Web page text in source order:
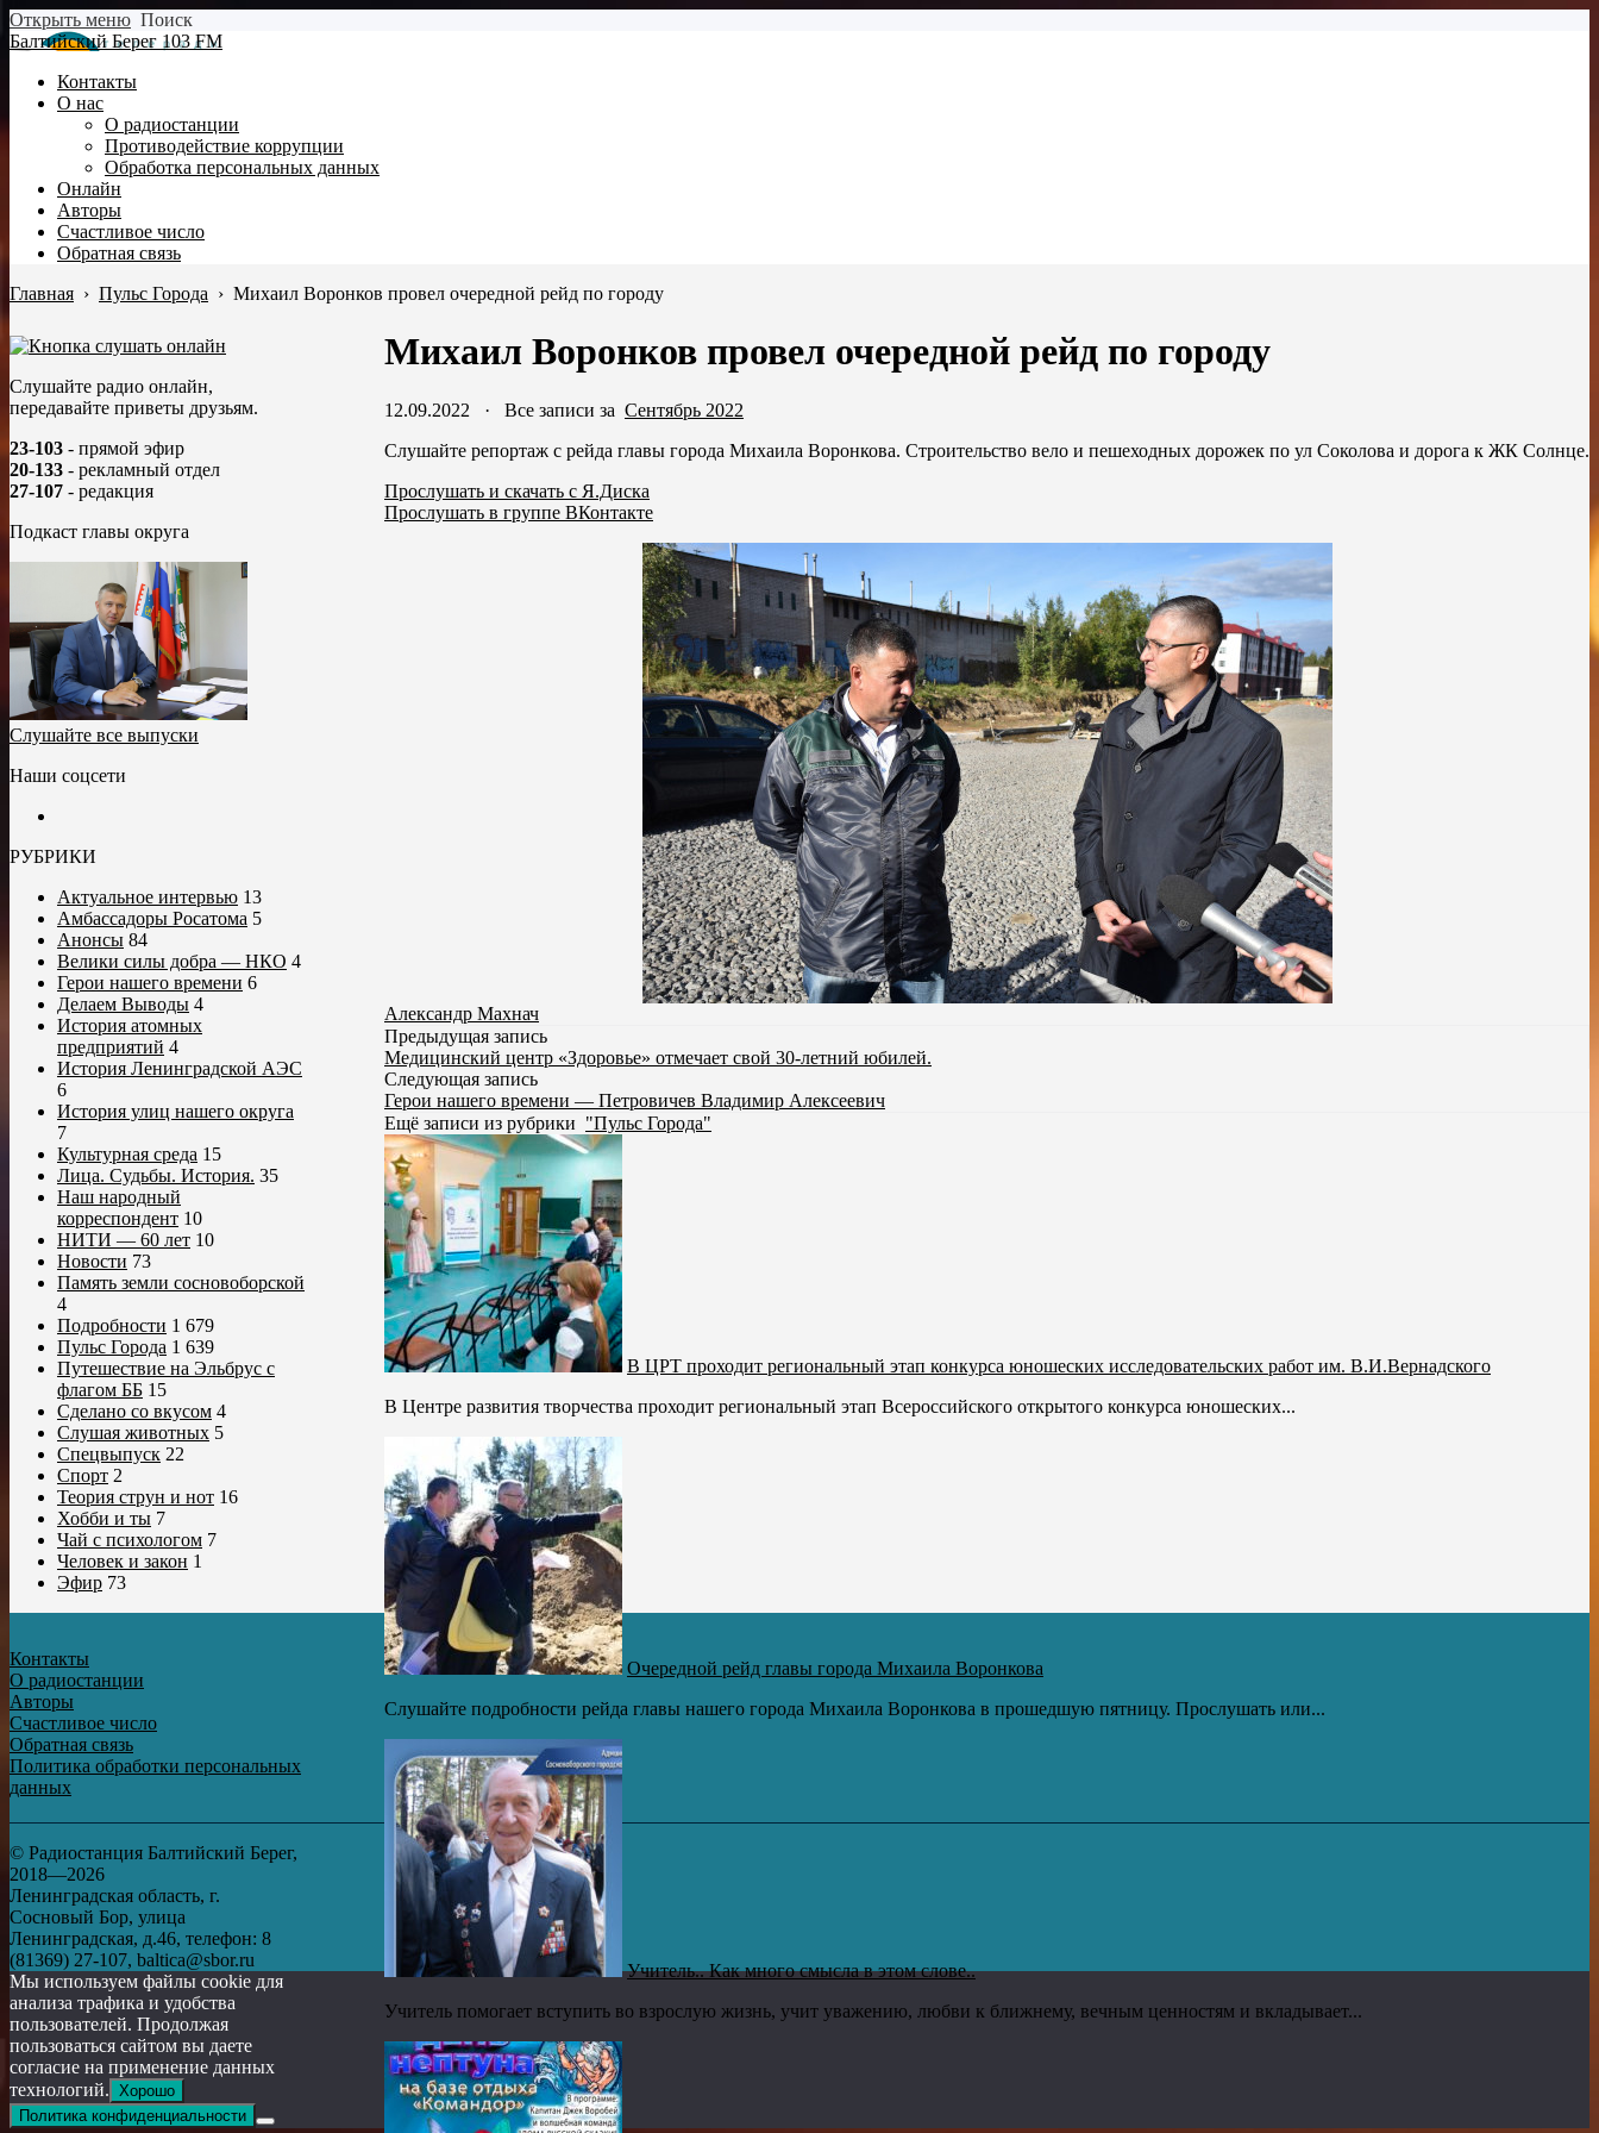
Открыть меню Поиск
Балтийский Берег 103 FM
Контакты
О нас
О радиостанции
Противодействие коррупции
Обработка персональных данных
Онлайн
Авторы
Счастливое число
Обратная связь
Главная › Пульс Города › Михаил Воронков провел очередной рейд по городу
Михаил Воронков провел очередной рейд по городу
12.09.2022 · Все записи за Сентябрь 2022
Слушайте репортаж с рейда главы города Михаила Воронкова. Строительство вело и пешеходных дорожек по ул Соколова и дорога к ЖК Солнце.
Прослушать и скачать с Я.Диска
Прослушать в группе ВКонтакте
Александр Махнач
Предыдущая запись
Медицинский центр «Здоровье» отмечает свой 30-летний юбилей.
Следующая запись
Герои нашего времени — Петровичев Владимир Алексеевич
Ещё записи из рубрики "Пульс Города"
В ЦРТ проходит региональный этап конкурса юношеских исследовательских работ им. В.И.Вернадского
В Центре развития творчества проходит региональный этап Всероссийского открытого конкурса юношеских...
Очередной рейд главы города Михаила Воронкова
Слушайте подробности рейда главы нашего города Михаила Воронкова в прошедшую пятницу. Прослушать или...
Учитель.. Как много смысла в этом слове..
Учитель помогает вступить во взрослую жизнь, учит уважению, любви к ближнему, вечным ценностям и вкладывает...
Слушайте радио онлайн,
передавайте приветы друзьям.
23-103 - прямой эфир
20-133 - рекламный отдел
27-107 - редакция
Подкаст главы округа
Слушайте все выпуски
Наши соцсети
РУБРИКИ
Актуальное интервью 13
Амбассадоры Росатома 5
Анонсы 84
Велики силы добра — НКО 4
Герои нашего времени 6
Делаем Выводы 4
История атомных
предприятий 4
История Ленинградской АЭС
6
История улиц нашего округа
7
Культурная среда 15
Лица. Судьбы. История. 35
Наш народный
корреспондент 10
НИТИ — 60 лет 10
Новости 73
Память земли сосновоборской
4
Подробности 1 679
Пульс Города 1 639
Путешествие на Эльбрус с
флагом ББ 15
Сделано со вкусом 4
Слушая животных 5
Спецвыпуск 22
Спорт 2
Теория струн и нот 16
Хобби и ты 7
Чай с психологом 7
Человек и закон 1
Эфир 73
Контакты
О радиостанции
Авторы
Счастливое число
Обратная связь
Политика обработки персональных
данных
© Радиостанция Балтийский Берег,
2018—2026
Ленинградская область, г.
Сосновый Бор, улица
Ленинградская, д.46, телефон: 8
(81369) 27-107, baltica@sbor.ru
Мы используем файлы cookie для
анализа трафика и удобства
пользователей. Продолжая
пользоваться сайтом вы даете
согласие на применение данных
технологий. Хорошо
Политика конфиденциальности